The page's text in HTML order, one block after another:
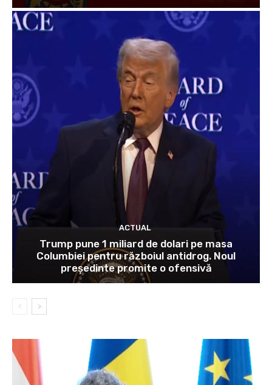
ACTUAL
Trump pune 1 miliard de dolari pe masa
Columbiei pentru războiul antidrog. Noul
președinte promite o ofensivă